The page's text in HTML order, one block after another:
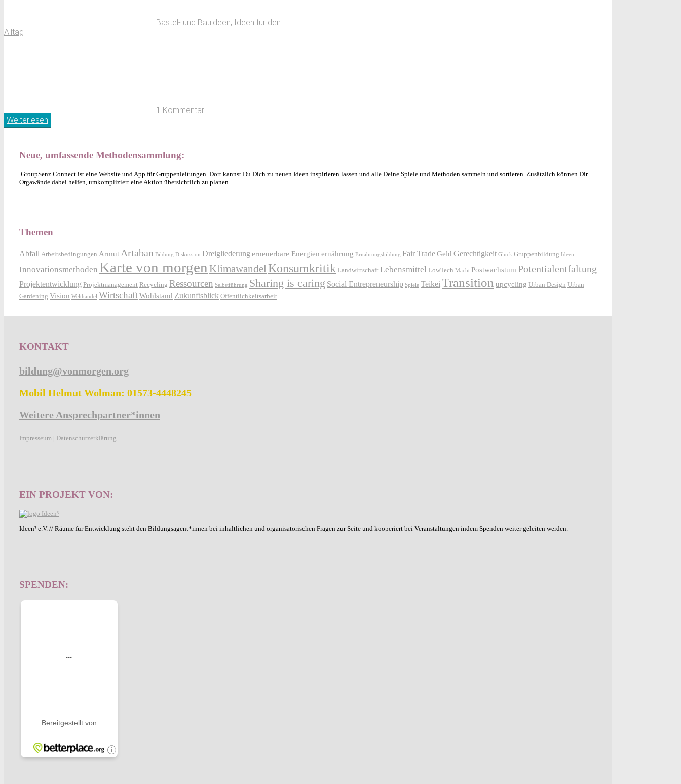
Bastel- und Bauideen, Ideen für den
Alltag
1 Kommentar
Weiterlesen
Neue, umfassende Methodensammlung:
GroupSenz Connect ist eine Website und App für Gruppenleitungen. Dort kannst Du Dich zu neuen Ideen inspirieren lassen und alle Deine Spiele und Methoden sammeln und sortieren. Zusätzlich können Dir
Orgawände dabei helfen, umkompliziert eine Aktion übersichtlich zu planen
Themen
Abfall Arbeitsbedingungen Armut Artaban Bildung Diskussion Dreigliederung erneuerbare Energien ernährung Ernährungsbildung Fair TradeGeld Gerechtigkeit Glück Gruppenbildung Ideen
Innovationsmethoden Karte von morgen Klimawandel Konsumkritik Landwirtschaft Lebensmittel LowTech Macht Postwachstum Potentialentfaltung
Projektentwicklung Projektmanagement Recycling Ressourcen Selbstführung Sharing is caring Social Entrepreneurship Spiele Teikei Transition upcycling Urban Design Urban
Gardening Vision Welthandel WirtschaftWohlstand Zukunftsblick Öffentlichkeitsarbeit
KONTAKT
bildung@vonmorgen.org
Mobil Helmut Wolman: 01573-4448245
Weitere Ansprechpartner*innen
Impresseum | Datenschutzerklärung
EIN PROJEKT VON:
Ideen³ e.V. // Räume für Entwicklung steht den Bildungsagent*innen bei inhaltlichen und organisatorischen Fragen zur Seite und kooperiert bei Veranstaltungen indem Spenden weiter geleiten werden.
SPENDEN: